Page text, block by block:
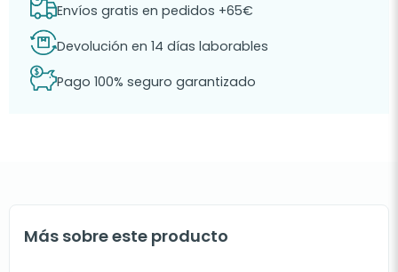
Envíos gratis en pedidos +65€
Devolución en 14 días laborables
Pago 100% seguro garantizado
Más sobre este producto